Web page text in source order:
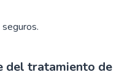
del tratamiento de